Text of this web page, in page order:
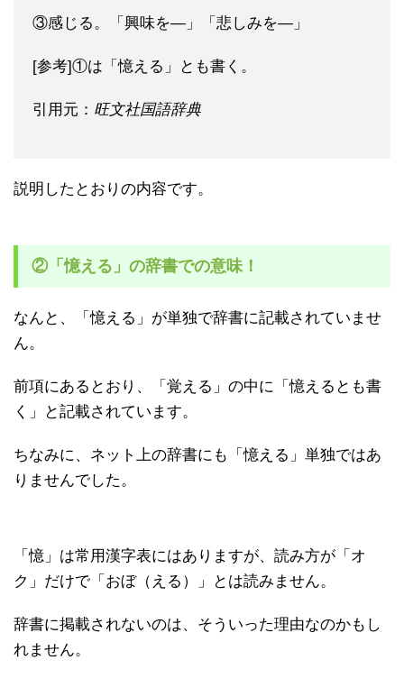
③感じる。「興味を―」「悲しみを―」
[参考]①は「憶える」とも書く。
引用元： 旺文社国語辞典
説明したとおりの内容です。
②「憶える」の辞書での意味！
なんと、「憶える」が単独で辞書に記載されていませ
ん。
前項にあるとおり、「覚える」の中に「憶えるとも書
く」と記載されています。
ちなみに、ネット上の辞書にも「憶える」単独ではあ
りませんでした。
「憶」は常用漢字表にはありますが、読み方が「オ
ク」だけで「おぼ（える）」とは読みません。
辞書に掲載されないのは、そういった理由なのかもし
れません。